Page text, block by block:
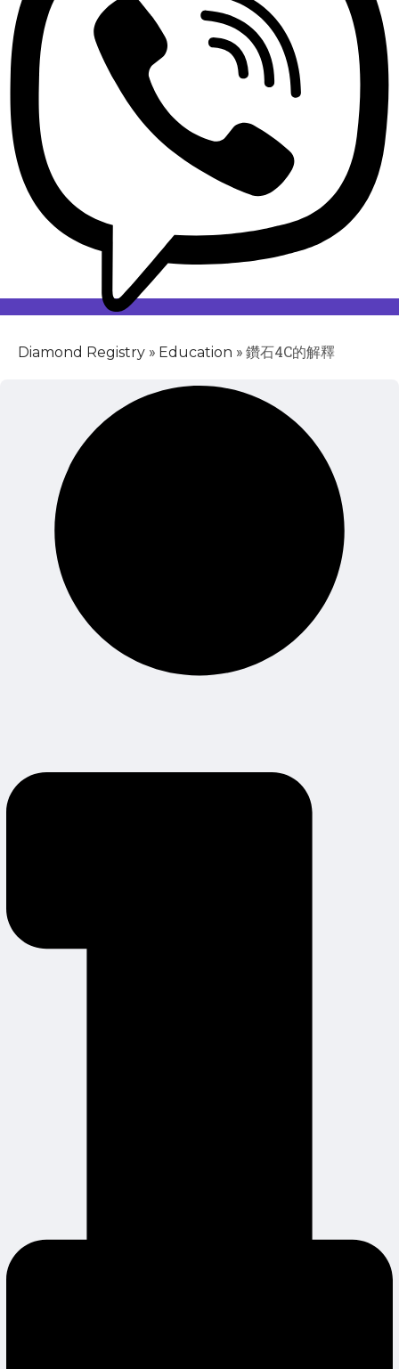
Diamond Registry » Education »鑽石4C的解釋